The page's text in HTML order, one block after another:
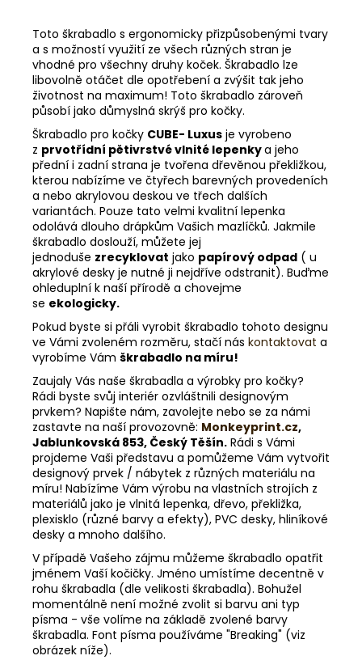
Toto škrabadlo s ergonomicky přizpůsobenými tvary
a s možností využití ze všech různých stran je
vhodné pro všechny druhy koček. Škrabadlo lze
libovolně otáčet dle opotřebení a zvýšit tak jeho
životnost na maximum! Toto škrabadlo zároveň
působí jako důmyslná skrýš pro kočky.
Škrabadlo pro kočky CUBE- Luxus je vyrobeno
z prvotřídní pětivrstvé vlnité lepenkya jeho
přední i zadní strana je tvořena dřevěnou překližkou,
kterou nabízíme ve čtyřech barevných provedeních
a nebo akrylovou deskou ve třech dalších
variantách. Pouze tato velmi kvalitní lepenka
odolává dlouho drápkům Vašich mazlíčků. Jakmile
škrabadlo doslouží, můžete jej
jednoduše zrecyklovat jako papírový odpad ( u
akrylové desky je nutné ji nejdříve odstranit). Buďme
ohleduplní k naší přírodě a chovejme
se ekologicky.
Pokud byste si přáli vyrobit škrabadlo tohoto designu
ve Vámi zvoleném rozměru, stačí nás kontaktovat a
vyrobíme Vám škrabadlo na míru!
Zaujaly Vás naše škrabadla a výrobky pro kočky?
Rádi byste svůj interiér ozvláštnili designovým
prvkem? Napište nám, zavolejte nebo se za námi
zastavte na naší provozovně: Monkeyprint.cz,
Jablunkovská 853, Český Těšín. Rádi s Vámi
projdeme Vaši představu a pomůžeme Vám vytvořit
designový prvek / nábytek z různých materiálu na
míru! Nabízíme Vám výrobu na vlastních strojích z
materiálů jako je vlnitá lepenka, dřevo, překližka,
plexisklo (různé barvy a efekty), PVC desky, hliníkové
desky a mnoho dalšího.
V případě Vašeho zájmu můžeme škrabadlo opatřit
jménem Vaší kočičky. Jméno umístíme decentně v
rohu škrabadla (dle velikosti škrabadla). Bohužel
momentálně není možné zvolit si barvu ani typ
písma - vše volíme na základě zvolené barvy
škrabadla. Font písma používáme "Breaking" (viz
obrázek níže).